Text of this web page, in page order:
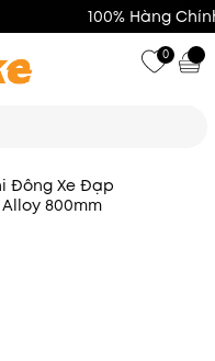
0
Đông Xe Đạp
800mm